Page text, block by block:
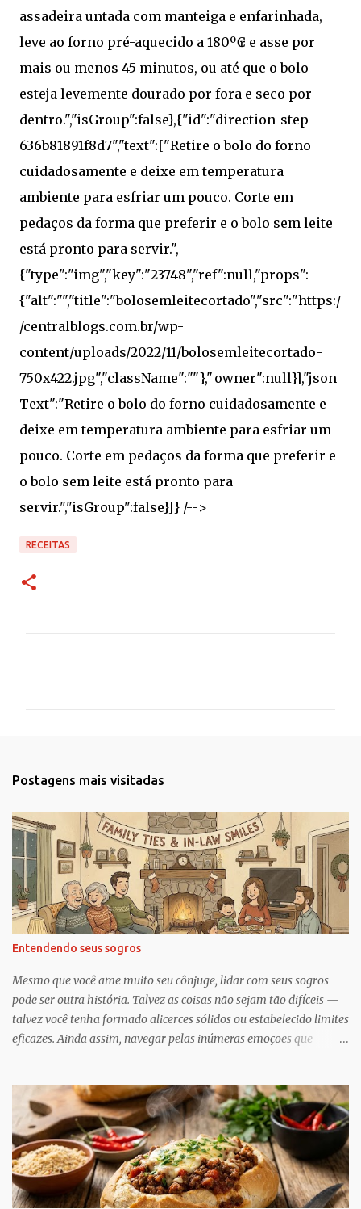
RECEITAS
r
i
o
s
Postagens mais visitadas
Entendendo seus sogros
Mesmo que você ame muito seu cônjuge, lidar com seus sogros
pode ser outra história. Talvez as coisas não sejam tão difíceis —
talvez você tenha formado alicerces sólidos ou estabelecido limites
eficazes. Ainda assim, navegar pelas inúmeras emoções que
professor da Escola de Serviço Social da Universidade de
Maryland. Greif é coautor de In-Law Relationships: Mothers,
Daughters, Fathers, and Sons , para o qual ele e o coautor Michael
Wooley, PhD, MSW, DCSW, entrevistaram mais de 1.500 sogros
para compartilhar como esses relacionamentos, embora às vezes
complicados, também pode ser gratificante e